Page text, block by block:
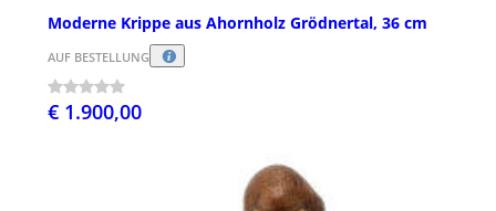
Moderne Krippe aus Ahornholz Grödnertal, 36 cm
AUF BESTELLUNG
€ 1.900,00